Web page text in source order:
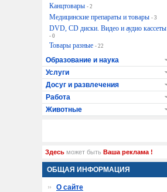
Канцтовары - 2
Медицинские препараты и товары - 3
DVD, CD диски. Видео и аудио кассеты
- 0
Товары разные - 22
Образование и наука
Услуги
Досуг и развлечения
Работа
Животные
Здесь может быть Ваша реклама !
ОБЩАЯ ИНФОРМАЦИЯ
О сайте